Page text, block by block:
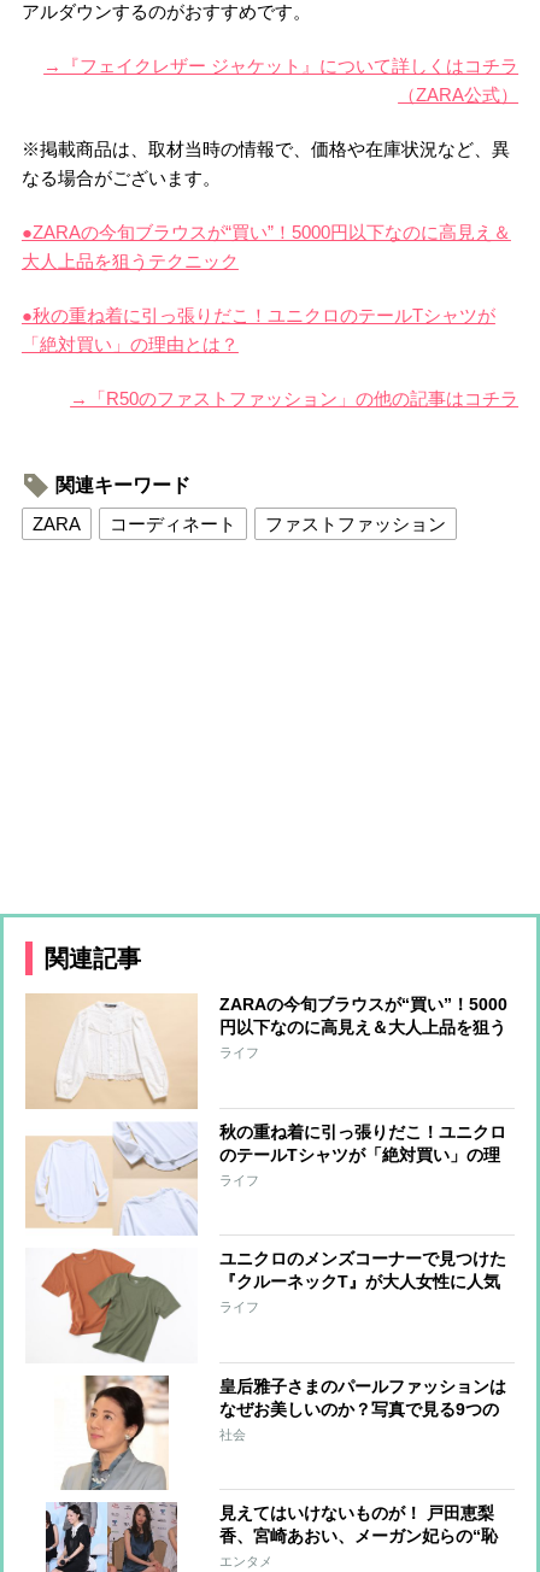
アルダウンするのがおすすめです。
→『フェイクレザー ジャケット』について詳しくはコチラ
（ZARA公式）
※掲載商品は、取材当時の情報で、価格や在庫状況など、異
なる場合がございます。
●ZARAの今旬ブラウスが“買い”！5000円以下なのに高見え＆
大人上品を狙うテクニック
●秋の重ね着に引っ張りだこ！ユニクロのテールTシャツが
「絶対買い」の理由とは？
→「R50のファストファッション」の他の記事はコチラ
関連キーワード
ZARA
コーディネート ファストファッション
関連記事
ZARAの今旬ブラウスが“買い”！5000
円以下なのに高見え＆大人上品を狙う
テクニック
ライフ
秋の重ね着に引っ張りだこ！ユニクロ
のテールTシャツが「絶対買い」の理
由とは？
ライフ
ユニクロのメンズコーナーで見つけた
『クルーネックT』が大人女性に人気
の理由
ライフ
皇后雅子さまのパールファッションは
なぜお美しいのか？写真で見る9つの
コーデ
社会
見えてはいけないものが！ 戸田恵梨
香、宮崎あおい、メーガン妃らの“恥
ずかしい”写真
エンタメ